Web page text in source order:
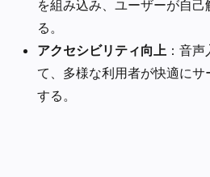
を組み込み、ユーザーが自
る。
アクセシビリティ向上 ：音
て、多様な利用者が快適に
する。